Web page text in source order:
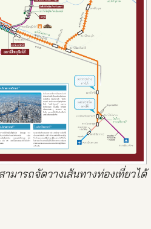
รถจัดวางเส้นทางท่องเที่ยวได้